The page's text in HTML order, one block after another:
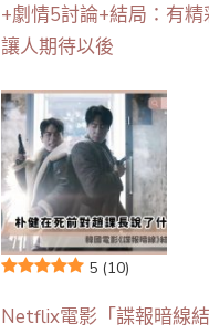
+劇情5討論+結局：有
讓人期待以後
5 (10)
Netflix電影「諜報暗線